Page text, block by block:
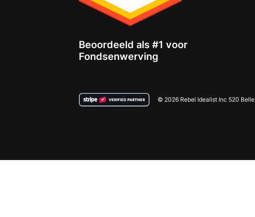
Beoordeeld als #1 voor
Fondsenwerving
© 2026 Rebel Idealist Inc 520